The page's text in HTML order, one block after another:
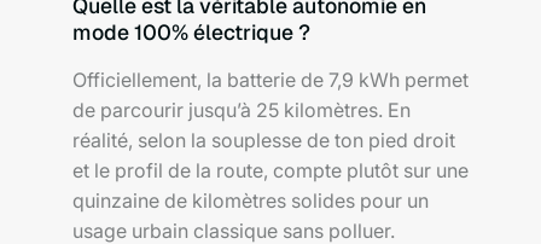
Quelle est la véritable autonomie en
mode 100% électrique ?
Officiellement, la batterie de 7,9 kWh permet
de parcourir jusqu’à 25 kilomètres. En
réalité, selon la souplesse de ton pied droit
et le profil de la route, compte plutôt sur une
quinzaine de kilomètres solides pour un
usage urbain classique sans polluer.